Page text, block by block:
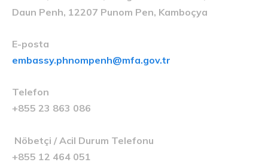
Daun Penh, 12207 Punom Pen, Kamboçya
E-posta
embassy.phnompenh@mfa.gov.tr
Telefon
+855 23 863 086
Nöbetçi / Acil Durum Telefonu
+855 12 464 051